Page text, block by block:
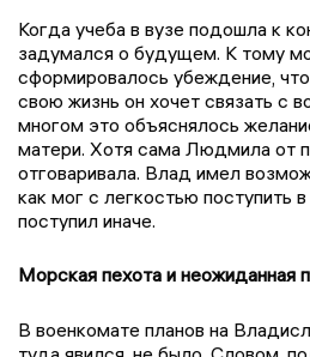
Когда учеба в вузе подошла к
задумался о будущем. К тому
сформировалось убеждение,
свою жизнь он хочет связать с
многом это объяснялось
матери. Хотя сама Людмила от
отговаривала. Влад имел
как мог с легкостью поступить
поступил иначе.
Морская пехота и неожиданная
В военкомате планов на